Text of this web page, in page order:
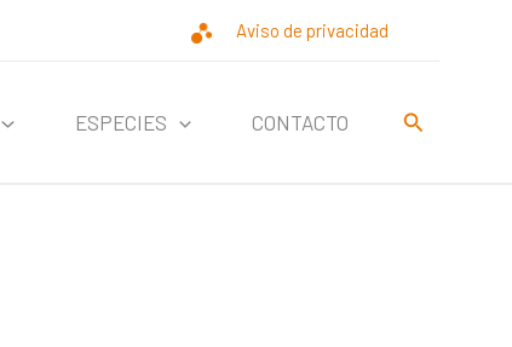
Aviso de privacidad
ESPECIES CONTACTO Buscar